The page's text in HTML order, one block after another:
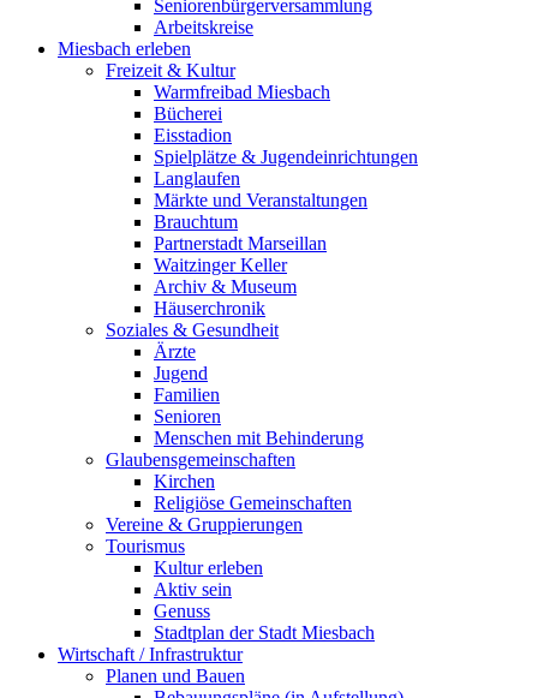
Seniorenbürgerversammlung
Arbeitskreise
Miesbach erleben
Freizeit & Kultur
Warmfreibad Miesbach
Bücherei
Eisstadion
Spielplätze & Jugendeinrichtungen
Langlaufen
Märkte und Veranstaltungen
Brauchtum
Partnerstadt Marseillan
Waitzinger Keller
Archiv & Museum
Häuserchronik
Soziales & Gesundheit
Ärzte
Jugend
Familien
Senioren
Menschen mit Behinderung
Glaubensgemeinschaften
Kirchen
Religiöse Gemeinschaften
Vereine & Gruppierungen
Tourismus
Kultur erleben
Aktiv sein
Genuss
Stadtplan der Stadt Miesbach
Wirtschaft / Infrastruktur
Planen und Bauen